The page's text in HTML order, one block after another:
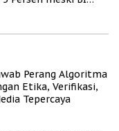
Perang Algoritma
Etika, Verifikasi,
Tepercaya